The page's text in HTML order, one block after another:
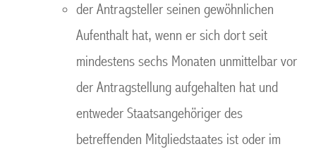
der Antragsteller seinen gewöhnlichen
Aufenthalt hat, wenn er sich dort seit
mindestens sechs Monaten unmittelbar vor
der Antragstellung aufgehalten hat und
entweder Staatsangehöriger des
betreffenden Mitgliedstaates ist oder im